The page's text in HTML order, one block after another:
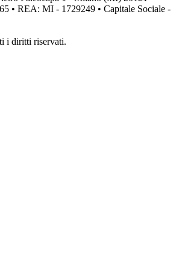
• REA: MI - 1729249 • Capitale Sociale -
i diritti riservati.